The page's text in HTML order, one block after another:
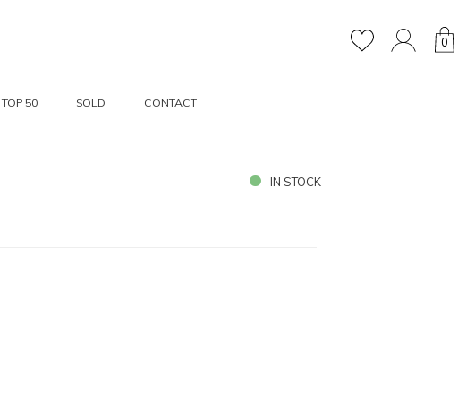
0
TOP 50 SOLD CONTACT
IN STOCK